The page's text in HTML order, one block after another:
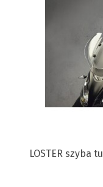
LOSTER szyba